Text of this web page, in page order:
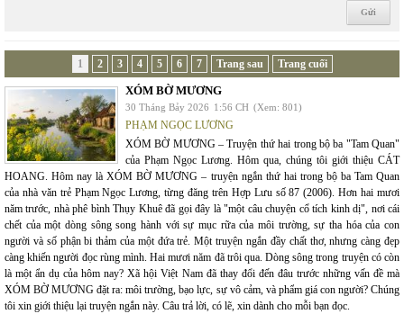
1 2 3 4 5 6 7 Trang sau Trang cuối
XÓM BỜ MƯƠNG
30 Tháng Bảy 2026 1:56 CH (Xem: 801)
PHẠM NGỌC LƯƠNG
XÓM BỜ MƯƠNG – Truyện thứ hai trong bộ ba "Tam Quan"
của Phạm Ngọc Lương. Hôm qua, chúng tôi giới thiệu CÁT
HOANG. Hôm nay là XÓM BỜ MƯƠNG – truyện ngắn thứ hai trong bộ ba Tam Quan
của nhà văn trẻ Phạm Ngọc Lương, từng đăng trên Hợp Lưu số 87 (2006). Hơn hai mươi
năm trước, nhà phê bình Thụy Khuê đã gọi đây là "một câu chuyện cổ tích kinh dị", nơi cái
chết của một dòng sông song hành với sự mục rữa của môi trường, sự tha hóa của con
người và số phận bi thảm của một đứa trẻ. Một truyện ngắn đầy chất thơ, nhưng càng đẹp
càng khiến người đọc rùng mình. Hai mươi năm đã trôi qua. Dòng sông trong truyện có còn
là một ẩn dụ của hôm nay? Xã hội Việt Nam đã thay đổi đến đâu trước những vấn đề mà
XÓM BỜ MƯƠNG đặt ra: môi trường, bạo lực, sự vô cảm, và phẩm giá con người? Chúng
tôi xin giới thiệu lại truyện ngắn này. Câu trả lời, có lẽ, xin dành cho mỗi bạn đọc.